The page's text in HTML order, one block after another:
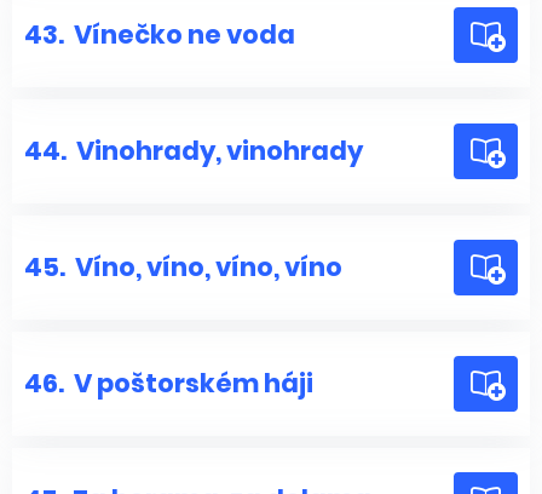
43. Vínečko ne voda
44. Vinohrady, vinohrady
45. Víno, víno, víno, víno
46. V poštorském háji